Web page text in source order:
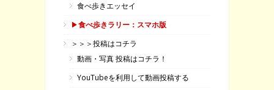
食べ歩きエッセイ
▶食べ歩きラリー：スマホ版
＞＞＞投稿はコチラ
動画・写真 投稿はコチラ！
YouTubeを利用して動画投稿する